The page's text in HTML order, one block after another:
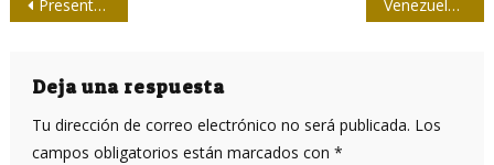
entradas
Presentarán en la UPEC libro dedicado a Fidel y los periodistas cubanos Venezuela bajo un ataque cibernético sin precedentes
Deja una respuesta
Tu dirección de correo electrónico no será publicada. Los
campos obligatorios están marcados con *